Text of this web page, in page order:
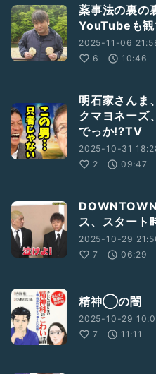
薬事法の裏の
YouTubeも観
2025-11-06
6
10:46
明石家さんま
クマヨネーズ
でっか!?TV
2025-10-31
2
09:47
ス、スタート
2025-10-29
7
06:29
精神◯の闇
2025-10-29
7
11:11